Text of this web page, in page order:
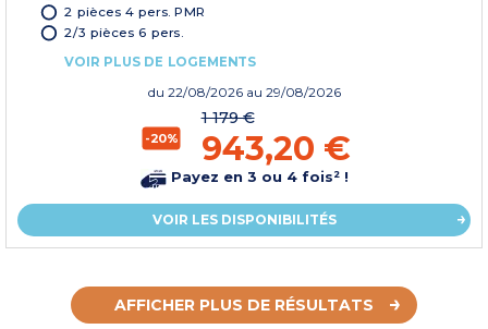
2 pièces 4 pers. PMR
2/3 pièces 6 pers.
VOIR PLUS DE LOGEMENTS
du 22/08/2026 au 29/08/2026
-20%
1 179 €
943,20 €
Payez en 3 ou 4 fois² !
VOIR LES DISPONIBILITÉS
AFFICHER PLUS DE RÉSULTATS